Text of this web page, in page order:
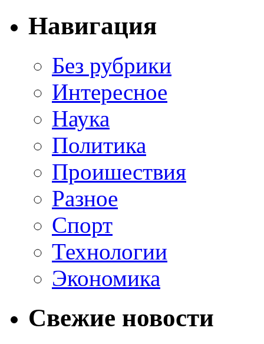
Навигация
Без рубрики
Интересное
Наука
Политика
Проишествия
Разное
Спорт
Технологии
Экономика
Свежие новости